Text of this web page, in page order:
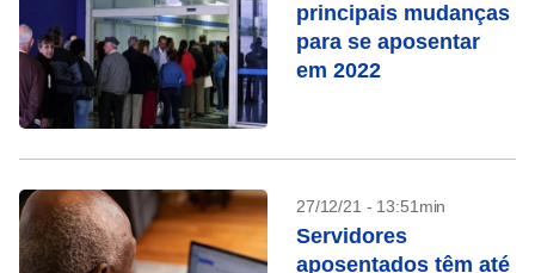
principais mudanças
para se aposentar
em 2022
27/12/21 - 13:51min
Servidores
aposentados têm até